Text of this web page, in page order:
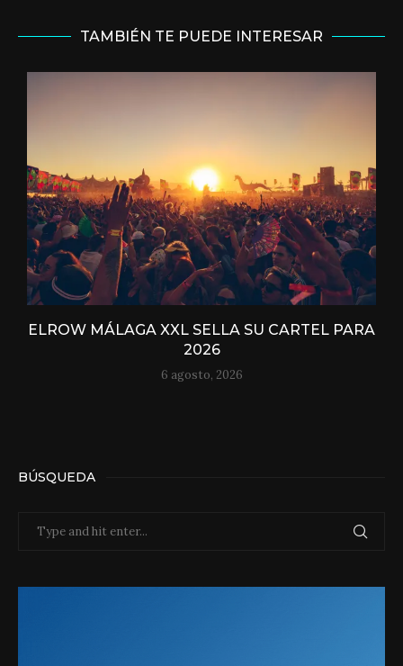
TAMBIÉN TE PUEDE INTERESAR
ELROW MÁLAGA XXL SELLA SU CARTEL PARA
2026
6 agosto, 2026
BÚSQUEDA